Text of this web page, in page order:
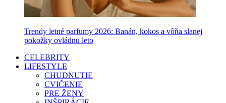
Trendy letné parfumy 2026: Banán, kokos a vôňa slanej
pokožky ovládnu leto
CELEBRITY
LIFESTYLE
CHUDNUTIE
CVIČENIE
PRE ŽENY